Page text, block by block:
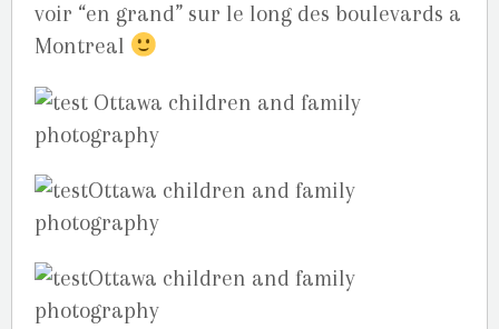
voir “en grand” sur le long des boulevards a
Montreal